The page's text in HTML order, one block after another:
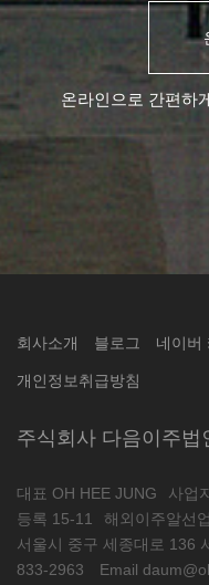
온라인으로 간편하
회사소개 블로그 네이버
개인정보취급방침
주식회사 다음이주법
대표 OH HEE JUNG 사업
등록 15-11
해외이주알선
서울시 중구 세종대로 136
833-2963
Email